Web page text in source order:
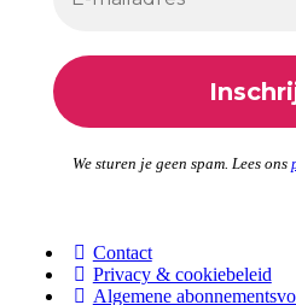
We sturen je geen spam. Lees ons
Contact
Privacy & cookiebeleid
Algemene